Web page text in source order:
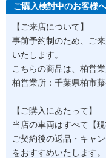
ご購入検討中のお客様へ
【ご来店について】
事前予約制のため、ご
いたします。
こちらの商品は、柏営業
柏営業所：千葉県柏市
【ご購入にあたって】
当店の車両はすべて【
ご契約後の返品・キャ
をおすすめいたします。